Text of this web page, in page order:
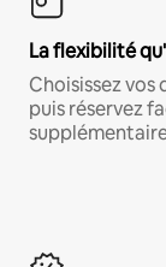
La flexibilité
Choisissez
puis réservez